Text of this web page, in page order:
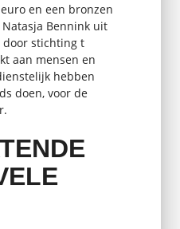
en een bronzen
Bennink uit
door stichting t
aan mensen en
hebben
doen, voor de